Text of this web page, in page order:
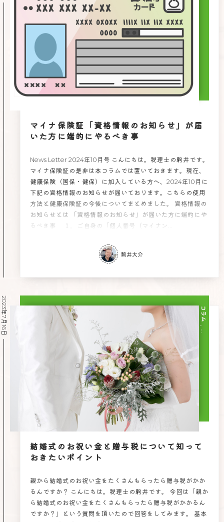
マイナ保険証「資格情報のお知らせ」が届
いた方に端的にやるべき事
News Letter 2024年10月号 こんにちは。税理士の駒井です。
マイナ保険証の是非は本コラムでは置いておきます。現在、
健康保険（国保・健保）に加入している方へ、2024年10月に
下記の資格情報のお知らせが届いております。こちらの使用
方法と健康保険証の今後についてまとめました。 資格情報の
お知らせとは 「資格情報のお知らせ」が届いた方に端的にや
るべき事 １．ご自身の「個人番号（マイナン...
駒井大介
コラム
, …
結婚式のお祝い金と贈与税について知って
おきたいポイント
親から結婚式のお祝い金をたくさんもらったら贈与税がかか
るんですか？ こんにちは。税理士の駒井です。 今回は「親か
ら結婚式のお祝い金をたくさんもらったら贈与税がかかるん
ですか？」という質問を頂いたので回答をしてみます。 基本
2023年7月16日